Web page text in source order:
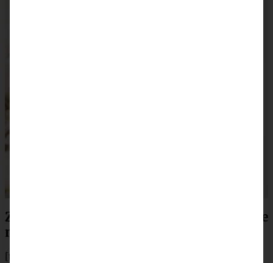
Zutaten für den Schokoladen Letter-Cake
mit Beeren
[tabs]